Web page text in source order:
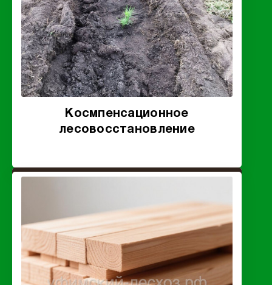
Космпенсационное
лесовосстановление